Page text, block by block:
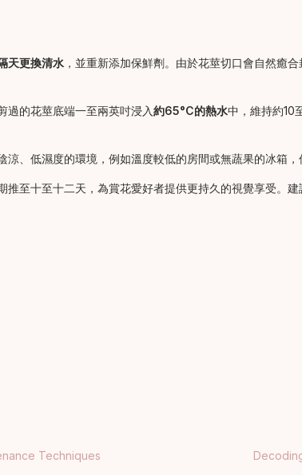
天更換清水 ，並重新添加保鮮劑。由於花莖切口會自然癒
過的花莖底端一至兩英吋浸入約65°C的熱水中，維持約10
、低濕度的環境，例如溫度較低的房間或無蔬果的冰箱，
至十至十二天，為賞花愛好者提供更持久的視覺享受。
Techniques